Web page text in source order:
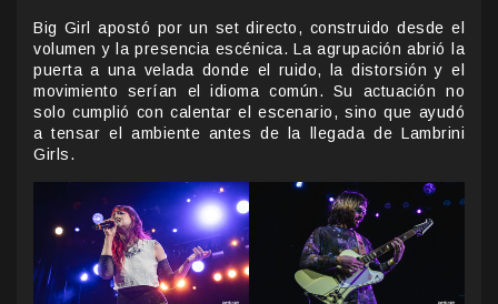
Big Girl apostó por un set directo, construido desde el
volumen y la presencia escénica. La agrupación abrió la
puerta a una velada donde el ruido, la distorsión y el
movimiento serían el idioma común. Su actuación no
solo cumplió con calentar el escenario, sino que ayudó
a tensar el ambiente antes de la llegada de Lambrini
Girls.